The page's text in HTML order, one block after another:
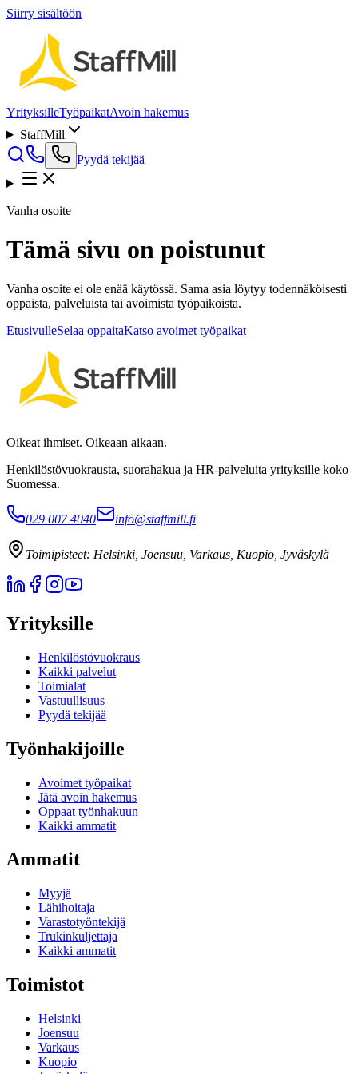
Siirry sisältöön
YrityksilleTyöpaikatAvoin hakemus
StaffMill
Pyydä tekijää
Vanha osoite
Tämä sivu on poistunut
Vanha osoite ei ole enää käytössä. Sama asia löytyy todennäköisesti
oppaista, palveluista tai avoimista työpaikoista.
EtusivulleSelaa oppaitaKatso avoimet työpaikat
Oikeat ihmiset. Oikeaan aikaan.
Henkilöstövuokrausta, suorahakua ja HR-palveluita yrityksille koko
Suomessa.
029 007 4040 info@staffmill.fi
Toimipisteet: Helsinki, Joensuu, Varkaus, Kuopio, Jyväskylä
Yrityksille
Henkilöstövuokraus
Kaikki palvelut
Toimialat
Vastuullisuus
Pyydä tekijää
Työnhakijoille
Avoimet työpaikat
Jätä avoin hakemus
Oppaat työnhakuun
Kaikki ammatit
Ammatit
Myyjä
Lähihoitaja
Varastotyöntekijä
Trukinkuljettaja
Kaikki ammatit
Toimistot
Helsinki
Joensuu
Varkaus
Kuopio